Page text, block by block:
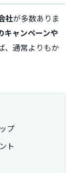
社が多数ありま
キャンペーンや
、通常よりもか
プ
ト